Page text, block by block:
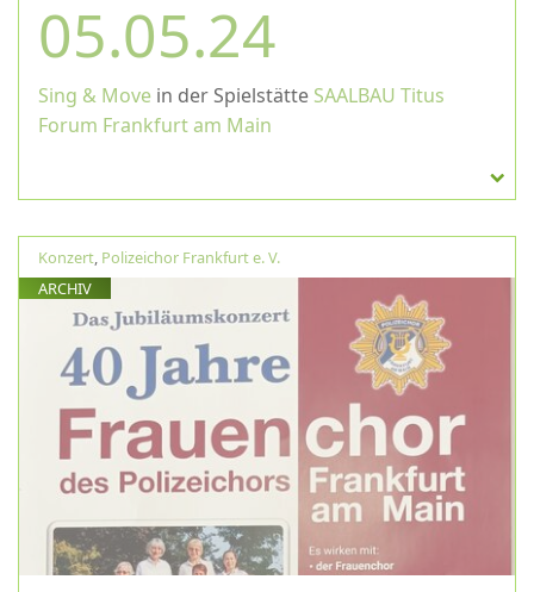
05.05.24
Sing & Move in der Spielstätte SAALBAU Titus
Forum Frankfurt am Main
Konzert, Polizeichor Frankfurt e. V.
ARCHIV